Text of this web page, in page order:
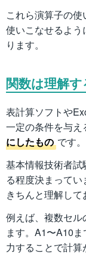
これら演算子の使
使いこなせるよ
ります。
関数は理解
表計算ソフトや
一定の条件を与え
にしたもの です。
基本情報技術者
る程度決まって
きちんと理解して
例えば、複数セ
ます。A1〜A10
力することで計算